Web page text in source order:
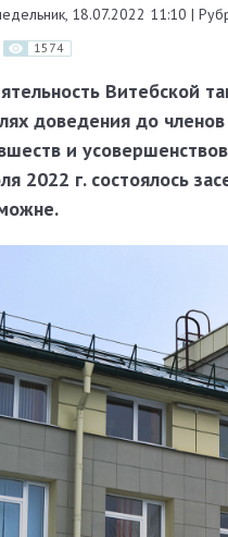
18.07.2022 11:10 |
1574
Витебской
доведения до
и
2022 г. состоялось